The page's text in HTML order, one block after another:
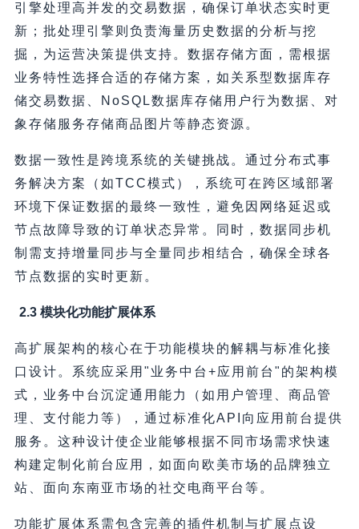
引擎处理高并发的交易数据，确保订单状态实时更
新；批处理引擎则负责海量历史数据的分析与挖
掘，为运营决策提供支持。数据存储方面，需根据
业务特性选择合适的存储方案，如关系型数据库存
储交易数据、NoSQL数据库存储用户行为数据、对
象存储服务存储商品图片等静态资源。
数据一致性是跨境系统的关键挑战。通过分布式事
务解决方案（如TCC模式），系统可在跨区域部署
环境下保证数据的最终一致性，避免因网络延迟或
节点故障导致的订单状态异常。同时，数据同步机
制需支持增量同步与全量同步相结合，确保全球各
节点数据的实时更新。
2.3 模块化功能扩展体系
高扩展架构的核心在于功能模块的解耦与标准化接
口设计。系统应采用"业务中台+应用前台"的架构模
式，业务中台沉淀通用能力（如用户管理、商品管
理、支付能力等），通过标准化API向应用前台提供
服务。这种设计使企业能够根据不同市场需求快速
构建定制化前台应用，如面向欧美市场的品牌独立
站、面向东南亚市场的社交电商平台等。
功能扩展体系需包含完善的插件机制与扩展点设